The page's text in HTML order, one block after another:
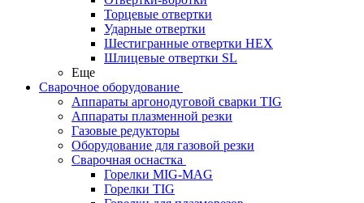
Торцевые отвертки
Ударные отвертки
Шестигранные отвертки HEX
Шлицевые отвертки SL
Еще
Сварочное оборудование
Аппараты аргонодуговой сварки TIG
Аппараты плазменной резки
Газовые редукторы
Оборудование для газовой резки
Сварочная оснастка
Горелки MIG-MAG
Горелки TIG